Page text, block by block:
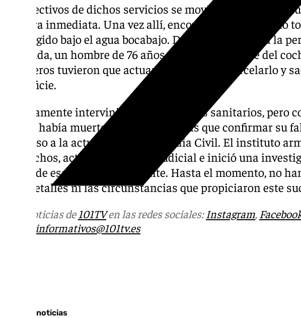
Los efectivos de dichos servicios se movilizaron hasta el
manera inmediata. Una vez allí, encontraron el vehículo
sumergido bajo el agua bocabajo. Dentro permanecía la
atrapada, un hombre de 76 años, el único ocupante del
Bomberos tuvieron que actuar para poder excarcelarlo y
superficie.
Rápidamente intervinieron los servicios sanitarios, pero
que ya había muerto. No pudieron más que confirmar su
dar paso a la actuación de la Guardia Civil. El instituto
los hechos, activó el protocolo judicial e inició una
tratar de esclarecer el accidente. Hasta el momento, no
más detalles ni las circunstancias que propiciaron este
Más noticias de101TVen las redes sociales:Instagram,
informativos@101tv.es
Últimas noticias